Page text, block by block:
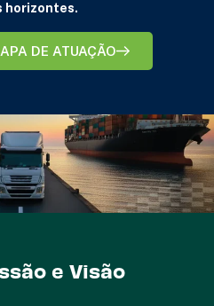
horizontes.
DE ATUAÇÃO
e Visão